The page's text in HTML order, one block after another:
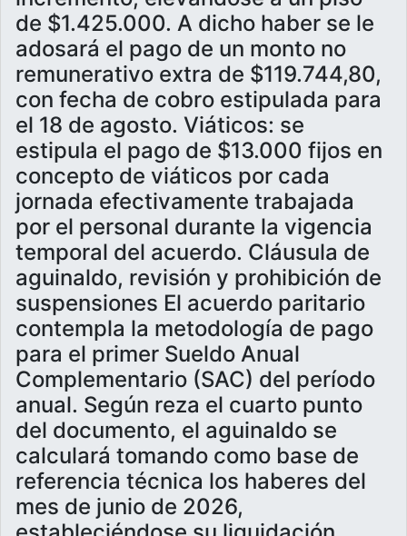
de $1.425.000. A dicho haber se le
adosará el pago de un monto no
remunerativo extra de $119.744,80,
con fecha de cobro estipulada para
el 18 de agosto. Viáticos: se
estipula el pago de $13.000 fijos en
concepto de viáticos por cada
jornada efectivamente trabajada
por el personal durante la vigencia
temporal del acuerdo. Cláusula de
aguinaldo, revisión y prohibición de
suspensiones El acuerdo paritario
contempla la metodología de pago
para el primer Sueldo Anual
Complementario (SAC) del período
anual. Según reza el cuarto punto
del documento, el aguinaldo se
calculará tomando como base de
referencia técnica los haberes del
mes de junio de 2026,